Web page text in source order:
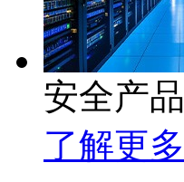
安全产品
了解更多